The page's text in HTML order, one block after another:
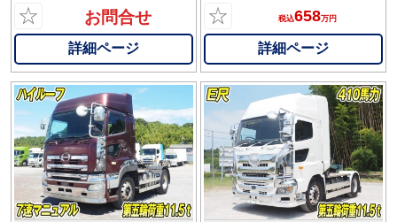
☆ お問合せ
詳細ページ
☆ 税込658万円
詳細ページ